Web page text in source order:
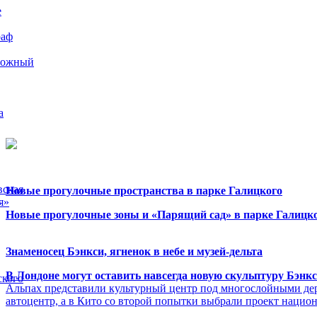
Новые прогулочные пространства в парке Галицкого
Новые прогулочные зоны и «Парящий сад» в парке
Знаменосец Бэнкси, ягненок в небе и музей-дельта
В Лондоне могут оставить навсегда новую скульптуру
Альпах представили культурный центр под многослойными
автоцентр, а в Кито со второй попытки выбрали проект